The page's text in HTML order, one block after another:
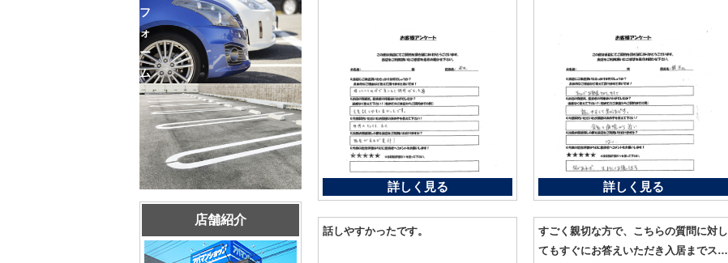
詳しく見る 詳しく見る
話しやすかったです。
すごく親切な方で、こちらの質問に対し
てもすぐにお答えいただき入居までスム
フ
ォ
ー
ム
店舗紹介